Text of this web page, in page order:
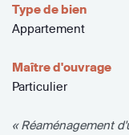
Type de bien
Appartement
Maître d'ouvrage
Particulier
« Réaménagement